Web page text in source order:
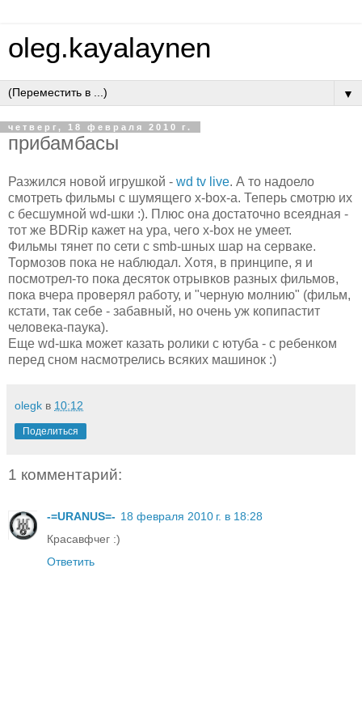
oleg.kayalaynen
▼
четверг, 18 февраля 2010 г.
прибамбасы
Разжился новой игрушкой - wd tv live. А то надоело
смотреть фильмы с шумящего x-box-а. Теперь смотрю их
с бесшумной wd-шки :). Плюс она достаточно всеядная -
тот же BDRip кажет на ура, чего x-box не умеет.
Фильмы тянет по сети с smb-шных шар на серваке.
Тормозов пока не наблюдал. Хотя, в принципе, я и
посмотрел-то пока десяток отрывков разных фильмов,
пока вчера проверял работу, и "черную молнию" (фильм,
кстати, так себе - забавный, но очень уж копипастит
человека-паука).
Еще wd-шка может казать ролики с ютуба - с ребенком
перед сном насмотрелись всяких машинок :)
olegk в 10:12
Поделиться
1 комментарий:
-=URANUS=- 18 февраля 2010 г. в 18:28
Красавфчег :)
Ответить